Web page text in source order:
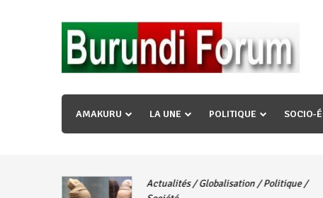
« Ingorane si ugupfa , ingorane ni ugupfa nabi
uzopfire neza umuryango n’igihugu cakwibarutse ? »
AMAKURU LA UNE POLITIQUE SOCIO-
Actualités/Globalisation/Politique/